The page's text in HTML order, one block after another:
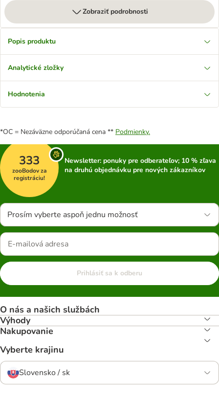
Zobraziť podrobnosti
Popis produktu
Analytické zložky
Hodnotenia
*OC = Nezáväzne odporúčaná cena ** Podmienky.
333
zooBodov za
registráciu!
Newsletter: ponuky pre odberateľov; 10 % zľava
na druhú objednávku pre nových zákazníkov
Prosím vyberte aspoň jednu možnosť
Prihlásiť sa k odberu
O nás a našich službách
Výhody
Nakupovanie
Vyberte krajinu
Slovensko / sk